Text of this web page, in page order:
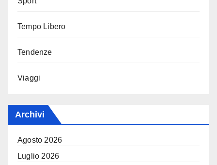
Tempo Libero
Tendenze
Viaggi
Archivi
Agosto 2026
Luglio 2026